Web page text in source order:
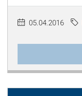
05.04.2016